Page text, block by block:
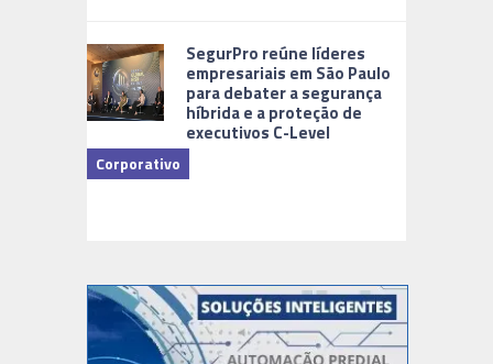
SegurPro reúne líderes
empresariais em São Paulo
para debater a segurança
híbrida e a proteção de
executivos C-Level
Corporativo